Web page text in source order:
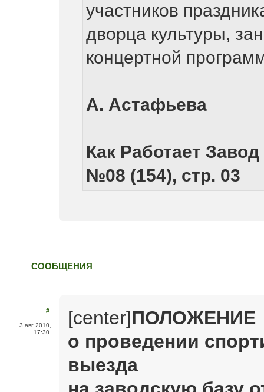
участников
дворца культуры,
концертной
А. Астафьева
Как Работает
№08 (154), стр. 03
СООБЩЕНИЯ
#
3 авг 2010,
17:30
[center]ПОЛОЖЕНИЕ
о проведении
выезда